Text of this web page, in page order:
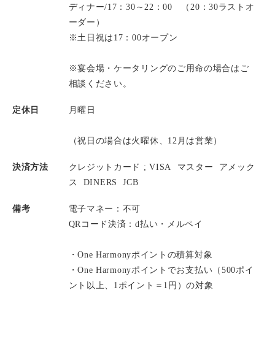
ディナー/17：30～22：00 （20：30ラストオ
ーダー）
※土日祝は17：00オープン
※宴会場・ケータリングのご用命の場合はご
相談ください。
定休日 月曜日
（祝日の場合は火曜休、12月は営業）
決済方法 クレジットカード ; VISA マスター
アメック
ス
DINERS JCB
備考
電子マネー：不可
QRコード決済：d払い・メルペイ
・One Harmonyポイントの積算対象
・One Harmonyポイントでお支払い（500ポイ
ント以上、1ポイント＝1円）の対象